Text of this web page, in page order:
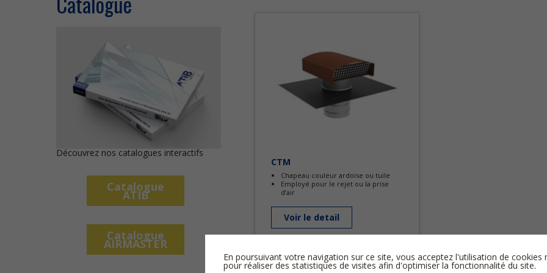
Découvrez nos catalogues interactifs
Catalogue
ATIB
Catalogue
AIRMASTER
CTM
Chapeau couleur ardoise ou tuile
Employé pour le rejet ou la prise
d’air
Voir le detail
En poursuivant votre navigation sur ce site, vous acceptez l'utilisation de
pour réaliser des statistiques de visites afin d'optimiser la fonctionnalité du site.